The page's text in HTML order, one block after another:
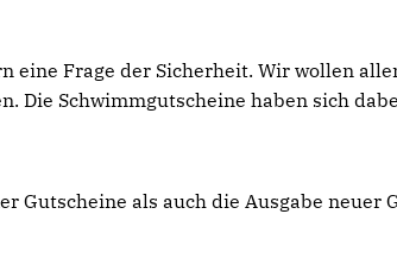
Frage der Sicherheit. Wir wollen
Die Schwimmgutscheine haben sich
Gutscheine als auch die Ausgabe neuer